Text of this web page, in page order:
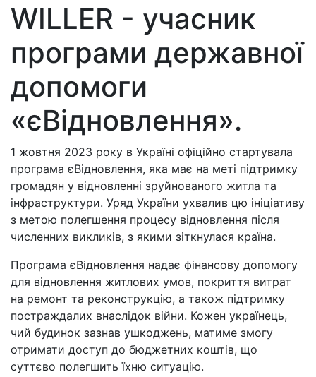
WILLER - учасник
програми державної
допомоги
«єВідновлення».
1 жовтня 2023 року в Україні офіційно стартувала
програма єВідновлення, яка має на меті підтримку
громадян у відновленні зруйнованого житла та
інфраструктури. Уряд України ухвалив цю ініціативу
з метою полегшення процесу відновлення після
численних викликів, з якими зіткнулася країна.
Програма єВідновлення надає фінансову допомогу
для відновлення житлових умов, покриття витрат
на ремонт та реконструкцію, а також підтримку
постраждалих внаслідок війни. Кожен українець,
чий будинок зазнав ушкоджень, матиме змогу
отримати доступ до бюджетних коштів, що
суттєво полегшить їхню ситуацію.